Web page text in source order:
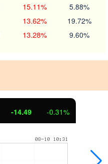
15.11% 5.88%
13.62% 19.72%
13.28% 9.60%
-14.49 -0.31%